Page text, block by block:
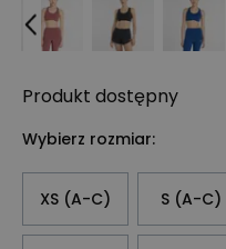
Produkt dostępny
Wybierz rozmiar:
XS (A-C) S (A-C)